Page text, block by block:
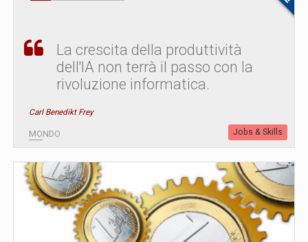
La crescita della produttività
dell'IA non terrà il passo con la
rivoluzione informatica.
Carl Benedikt Frey
MONDO Jobs & Skills